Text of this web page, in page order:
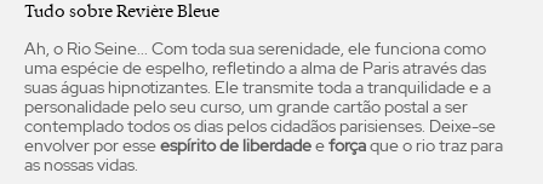
Tudo sobre Revière Bleue
Ah, o Rio Seine... Com toda sua serenidade, ele funciona como
uma espécie de espelho, refletindo a alma de Paris através das
suas águas hipnotizantes. Ele transmite toda a tranquilidade e a
personalidade pelo seu curso, um grande cartão postal a ser
contemplado todos os dias pelos cidadãos parisienses. Deixe-se
envolver por esseespírito de liberdadeeforçaque o rio traz para
as nossas vidas.